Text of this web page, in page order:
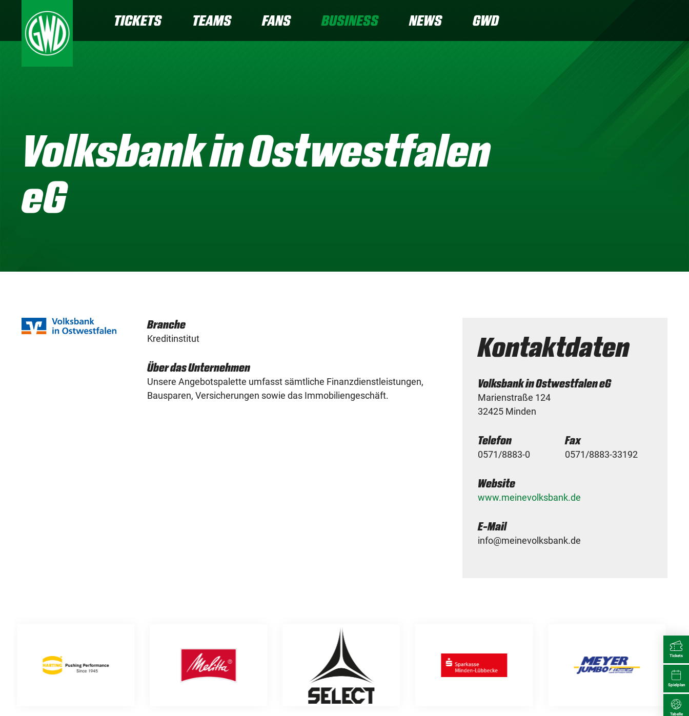
TICKETS TEAMS FANS BUSINESS NEWS GWD
Volksbank in Ostwestfalen
eG
Branche
Kreditinstitut
Über das Unternehmen
Unsere Angebotspalette umfasst sämtliche Finanzdienstleistungen,
Bausparen, Versicherungen sowie das Immobiliengeschäft.
Kontaktdaten
Volksbank in Ostwestfalen eG
Marienstraße 124
32425 Minden
Telefon
0571/8883-0
Fax
0571/8883-33192
Website
www.meinevolksbank.de
E-Mail
info@meinevolksbank.de
Tickets
Spielplan
Tabelle